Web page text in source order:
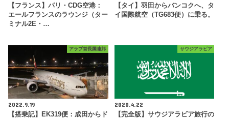
【フランス】パリ・CDG空港：
エールフランスのラウンジ（ター
ミナル2E・…
【タイ】羽田からバンコクへ、タ
イ国際航空（TG683便）に乗る。
アラブ首長国連邦
2022.9.19
【搭乗記】EK319便：成田からド
サウジアラビア
2020.4.22
【完全版】サウジアラビア旅行の